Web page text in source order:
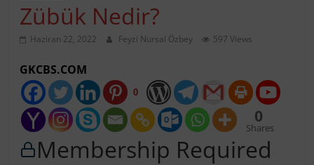
Zübük Nedir?
Haziran 22, 2022 Feyzi Nursal Özbey 597 Views
GKCBS.COM
0
0
Shares
Membership Required